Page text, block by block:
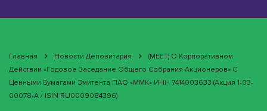
Главная Новости Депозитария
(MEET) О Корпоративном
Действии «Годовое Заседание Общего Собрания Акционеров» С
Ценными Бумагами Эмитента ПАО «ММК» ИНН 7414003633 (акция 1-03-
00078-A / ISIN RU0009084396)